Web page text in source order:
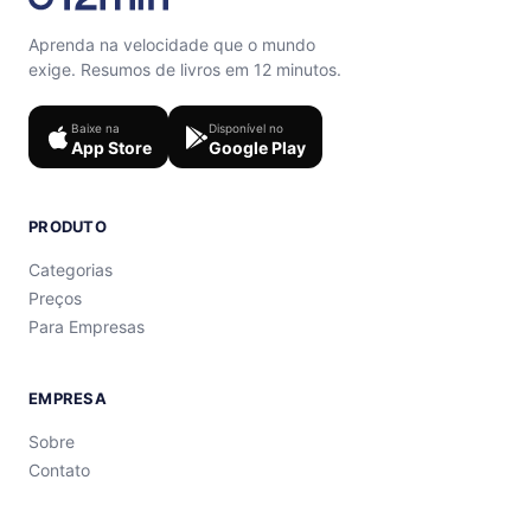
Aprenda na velocidade que o mundo
exige. Resumos de livros em 12 minutos.
Baixe na
App Store
Disponível no
Google Play
PRODUTO
Categorias
Preços
Para Empresas
EMPRESA
Sobre
Contato